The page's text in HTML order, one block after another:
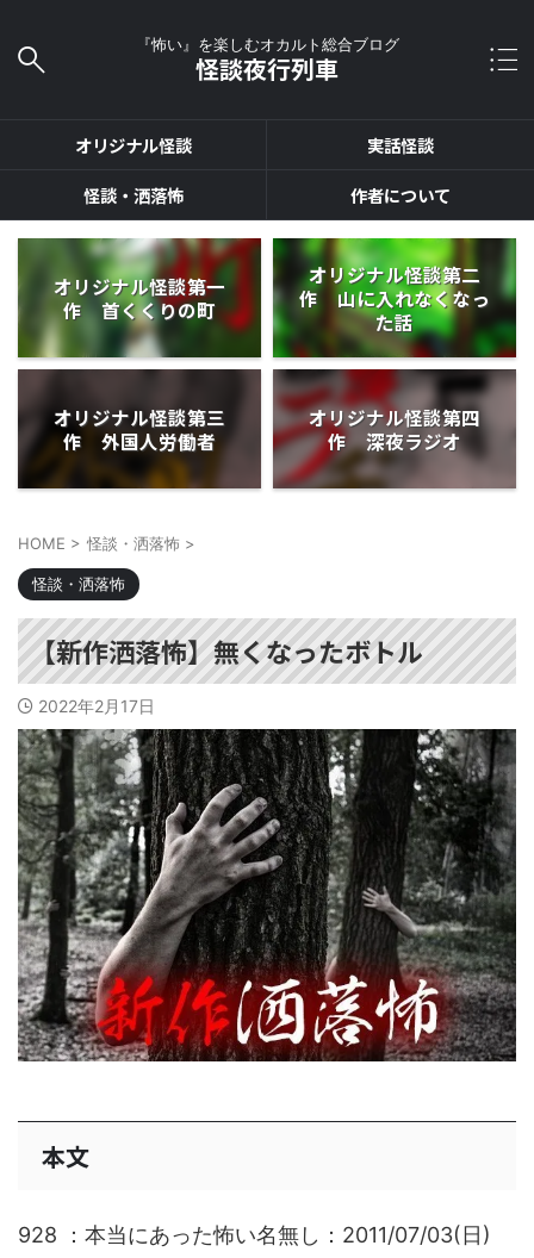
『怖い』を楽しむオカルト総合ブログ
怪談夜行列車
オリジナル怪談
実話怪談
怪談・洒落怖
作者について
オリジナル怪談第一
作 首くくりの町
オリジナル怪談第二
作 山に入れなくなっ
た話
オリジナル怪談第三
作 外国人労働者
オリジナル怪談第四
作 深夜ラジオ
HOME > 怪談・洒落怖 >
怪談・洒落怖
【新作洒落怖】無くなったボトル
2022年2月17日
本文
928 ：本当にあった怖い名無し：2011/07/03(日)